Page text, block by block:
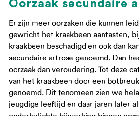
Oorzaak secundaire
Er zijn meer oorzaken die kunnen
gewricht het kraakbeen aantasten,
kraakbeen beschadigd en ook dan
secundaire artrose genoemd. Dan
oorzaak dan veroudering. Tot deze
van het kraakbeen door een
genoemd. Dit fenomeen zien we
jeugdige leeftijd en daar jaren later